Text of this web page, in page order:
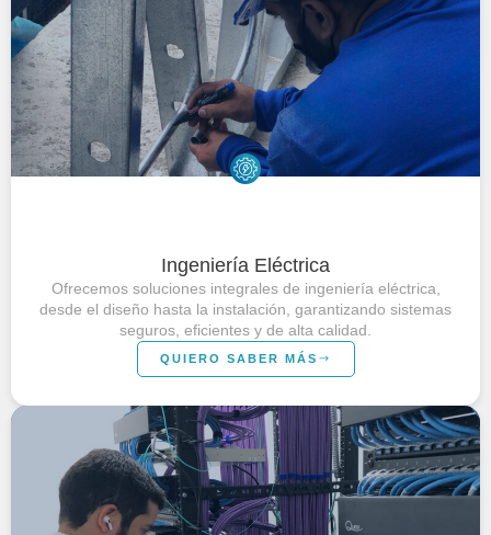
Ingeniería Eléctrica
Ofrecemos soluciones integrales de ingeniería eléctrica,
desde el diseño hasta la instalación, garantizando sistemas
seguros, eficientes y de alta calidad.
QUIERO SABER MÁS